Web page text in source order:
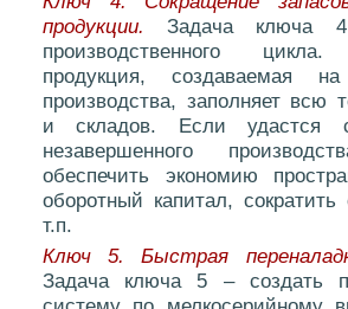
продукции.
Задача ключа
производственного цикла.
продукция, создаваемая
производства, заполняет всю
и складов. Если удастся
незавершенного
обеспечить экономию
оборотный капитал, сократить
т.п.
Ключ 5. Быстрая
Задача ключа 5 – создать